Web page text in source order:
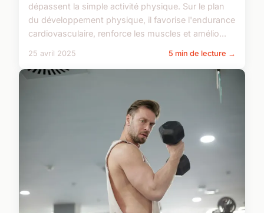
dépassent la simple activité physique. Sur le plan
du développement physique, il favorise l'endurance
cardiovasculaire, renforce les muscles et amélio...
25 avril 2025 5 min de lecture →